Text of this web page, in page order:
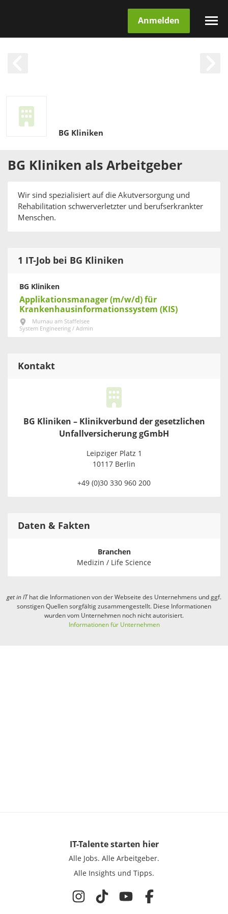
Anmelden
BG Kliniken
BG Kliniken als Arbeitgeber
Wir sind spezialisiert auf die Akut­versorgung und
Rehabilitation schwer­verletzter und berufs­erkrankter
Menschen.
1 IT-Job bei BG Kliniken
BG Kliniken
Applikationsmanager (m/w/d) für
Krankenhausinformationssystem (KIS)
Murnau am Staffelsee
System Engineering / Admin
Kontakt
BG Kliniken – Klinikverbund der gesetzlichen
Unfallversicherung gGmbH
Leipziger Platz 1
10117 Berlin
+49 (0)30 330 960 200
Daten & Fakten
Branchen
Medizin / Life Science
get in IThat die Informationen von der Webseite des Unternehmens und ggf.
sonstigen Quellen sorgfältig zusammengestellt. Diese Informationen
wurden vom Unternehmen noch nicht autorisiert.
Informationen für Unternehmen
IT-Talentestarten hier
Alle Jobs. Alle Arbeitgeber.
Alle Insights und Tipps.